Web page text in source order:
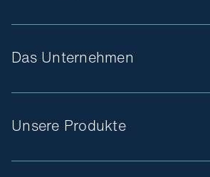
Das Unternehmen
Unsere Produkte